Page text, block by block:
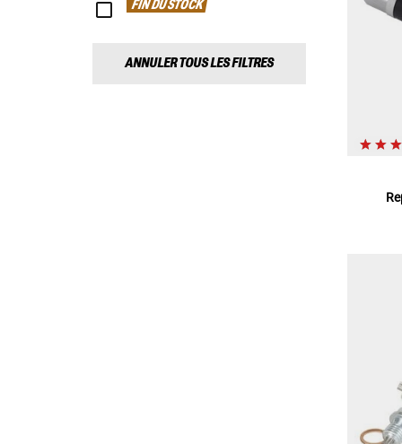
FIN DU STOCK
ANNULER TOUS LES FILTRES